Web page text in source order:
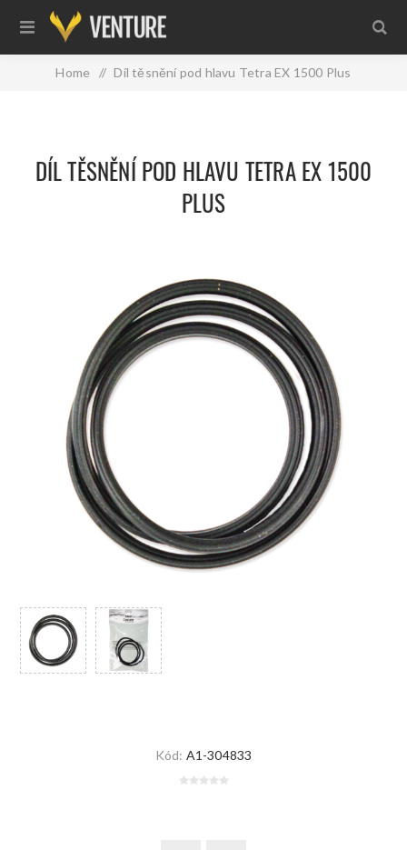
Home / Díl těsnění pod hlavu Tetra EX 1500 Plus
DÍL TĚSNĚNÍ POD HLAVU TETRA EX 1500
PLUS
Kód: A1-304833